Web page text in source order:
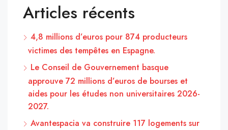
Articles récents
4,8 millions d’euros pour 874 producteurs
victimes des tempêtes en Espagne.
Le Conseil de Gouvernement basque
approuve 72 millions d’euros de bourses et
aides pour les études non universitaires 2026-
2027.
Avantespacia va construire 117 logements sur